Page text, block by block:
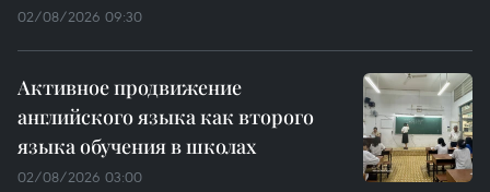
02/08/2026 09:30
Активное продвижение
английского языка как второго
языка обучения в школах
02/08/2026 03:00